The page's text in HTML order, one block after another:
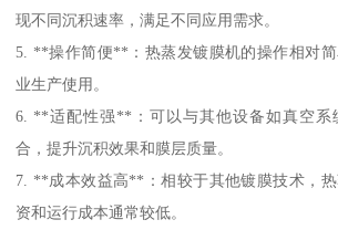
现不同沉积速率，满足不同应用需求。
5. **操作简便**：热蒸发镀膜机的操作相对
业生产使用。
6. **适配性强**：可以与其他设备如真空系
合，提升沉积效果和膜层质量。
7. **成本效益高**：相较于其他镀膜技术，
资和运行成本通常较低。